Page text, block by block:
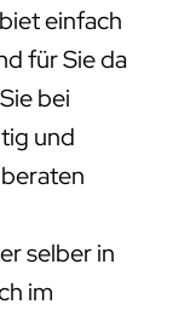
einfach
für Sie da
bei
und
selber in
im